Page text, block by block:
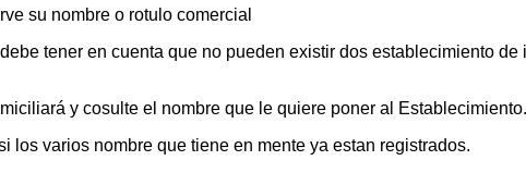
su nombre o rotulo comercial
tener en cuenta que no pueden existir dos establecimiento
y cosulte el nombre que le quiere poner al Establecimiento.
los varios nombre que tiene en mente ya estan registrados.